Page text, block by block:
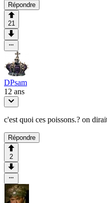
Répondre
21
DPsam
12 ans
c'est quoi ces poissons.? on
Répondre
2